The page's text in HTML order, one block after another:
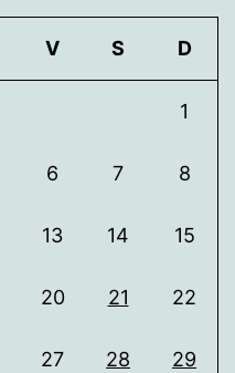
V S D
1
6 7 8
13 14 15
20 21 22
27 28 29